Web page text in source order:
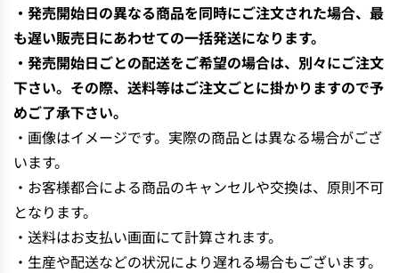
・発売開始日の異なる商品を同時にご注文された場合、最
も遅い販売日にあわせての一括発送になります。
・発売開始日ごとの配送をご希望の場合は、別々にご注文
下さい。その際、送料等はご注文ごとに掛かりますので予
めご了承下さい。
・画像はイメージです。実際の商品とは異なる場合がござ
います。
・お客様都合による商品のキャンセルや交換は、原則不可
となります。
・送料はお支払い画面にて計算されます。
・生産や配送などの状況により遅れる場合もございます。